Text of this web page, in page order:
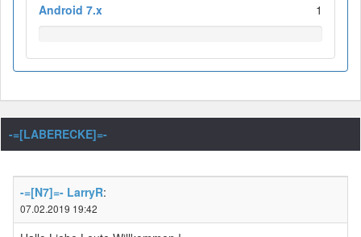
Android 7.x 1
-=[LABERECKE]=-
-=[N7]=- LarryR:
07.02.2019 19:42